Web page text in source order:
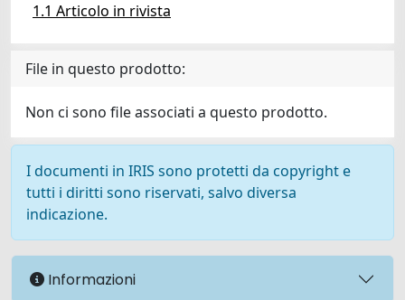
1.1 Articolo in rivista
File in questo prodotto:
Non ci sono file associati a questo prodotto.
I documenti in IRIS sono protetti da copyright e
tutti i diritti sono riservati, salvo diversa
indicazione.
Informazioni